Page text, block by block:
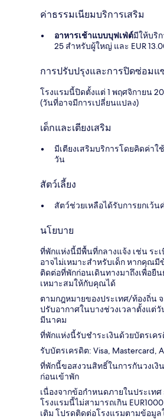
ค่าธรรมเนียมบริการเสริม
อาหารเช้าแบบบุฟเฟ่ต์มีให้บริ
25 สำหรับผู้ใหญ่ และ EUR
การปรับปรุงและการปิดซ่อมแ
โรงแรมนี้ปิดตั้งแต่ 1 พฤศจิกายน
(วันที่อาจมีการเปลี่ยนแปลง)
เด็กและเตียงเสริม
มีเตียงเสริมบริการโดยคิดค่าใ
วัน
สัตว์เลี้ยง
สัตว์ช่วยเหลือได้รับการยกเว้น
นโยบาย
ที่พักแห่งนี้มีพื้นที่กลางแจ้ง เช่น ระเ
อาจไม่เหมาะสำหรับเด็ก หากคุณมี
ติดต่อที่พักก่อนเดินทางมาถึงเพื่อยื
เหมาะสมให้กับคุณได้
ตามกฎหมายของประเทศ/ท้องถิ่น
ปรับอากาศในบางช่วงเวลาตั้งแต่วั
มีนาคม
ที่พักแห่งนี้รับชำระเงินด้วยบัตรเค
รับบัตรเครดิต: Visa, Mastercard,
ที่พักนี้ขอสงวนสิทธิ์ในการกันวงเงิ
ก่อนเข้าพัก
เนื่องจากข้อกำหนดภายในประเท
โรงแรมนี้ไม่สามารถเกิน
เติม โปรดติดต่อโรงแรมตามข้อมู